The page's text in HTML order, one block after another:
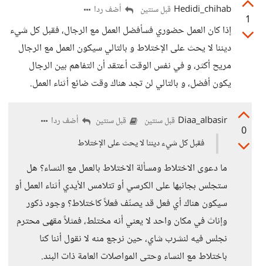
1
Hedidi_chihab قبل سنتين أضف ردا
إذا كان العمل حضوري فسأفضل العمل مع الرجال، فقبل كل شيء
ديننا لا يحث على الإختلاط و بالتالي سيكون العمل مع الرجال
مريح أكثر، و في نفس الوقت أعتقد أن التفاهم بين الرجال
يكون أفضل، و بالتالي لن تجد هناك وقت ضائع أثناء العمل.
0
Diaa_albasir قبل سنتين قبل سنتين
أضف ردا
فقبل كل شيء ديننا لا يحث على الإختلاط
ما دعوى الاختلاط ومسألة الاختلاط بالعمل مع النساء؟ هل
ستجلس بجانبها على الكرسي أو تتلامس الأيدي أثناء العمل أو
سيكون هناك أي فعل قد يصنّف فعلاً كاختلاط؟ وجود ذكور
وإناث في مكان واحد لا يعني أنه مختلط، فمثلاً مقهى محترم
نجلس فيه لنشرب شاي، حين نرجع منه لا نقول أننا كنا
باختلاط مع النساء وحتى المواصلات العامة ذات البند.